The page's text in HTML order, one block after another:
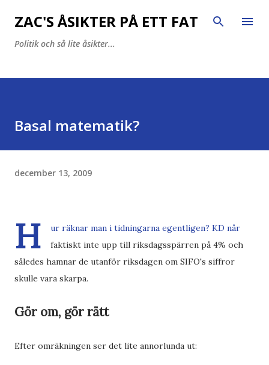
Fortsätt till huvudinnehåll
ZAC'S ÅSIKTER PÅ ETT FAT
Politik och så lite åsikter...
Basal matematik?
december 13, 2009
H
ur räknar man i tidningarna egentligen? KD når
faktiskt inte upp till riksdagsspärren på 4% och
således hamnar de utanför riksdagen om SIFO's siffror
skulle vara skarpa.
Gör om, gör rätt
Efter omräkningen ser det lite annorlunda ut: